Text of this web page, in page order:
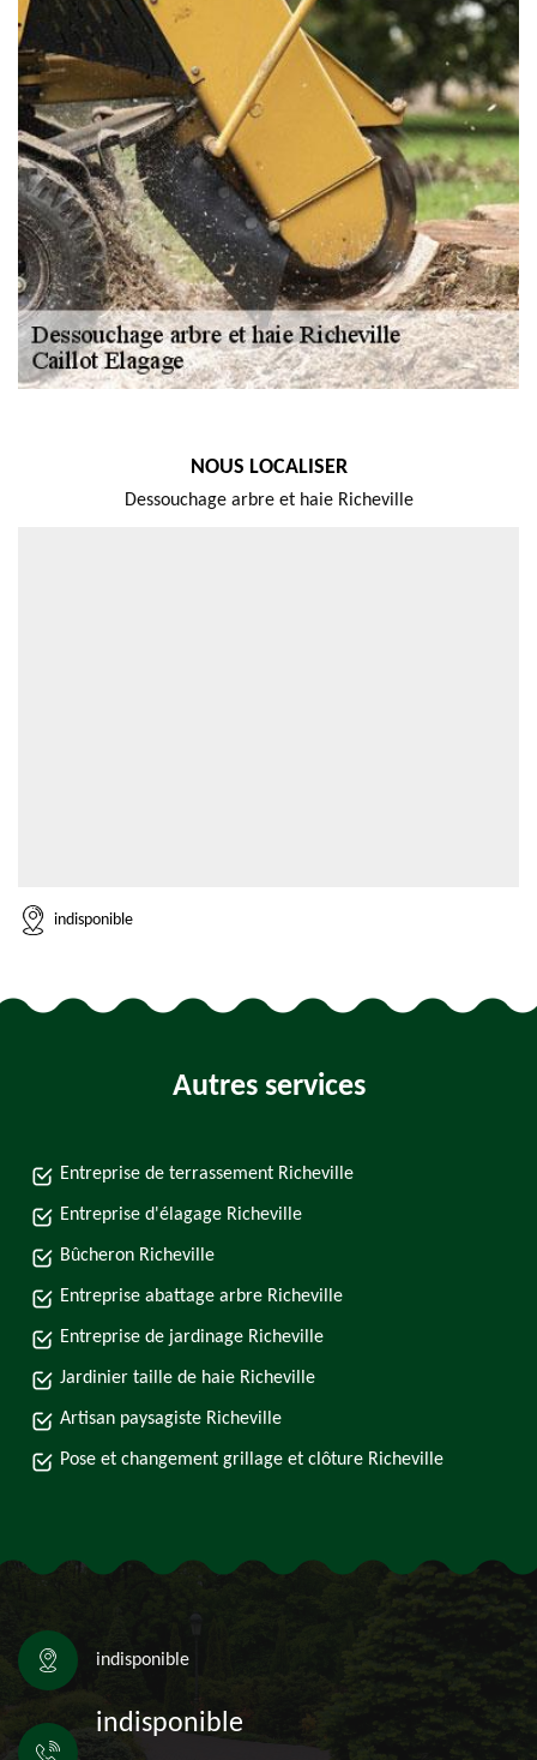
NOUS LOCALISER
Dessouchage arbre et haie Richeville
indisponible
Autres services
Entreprise de terrassement Richeville
Entreprise d'élagage Richeville
Bûcheron Richeville
Entreprise abattage arbre Richeville
Entreprise de jardinage Richeville
Jardinier taille de haie Richeville
Artisan paysagiste Richeville
Pose et changement grillage et clôture Richeville
indisponible
indisponible